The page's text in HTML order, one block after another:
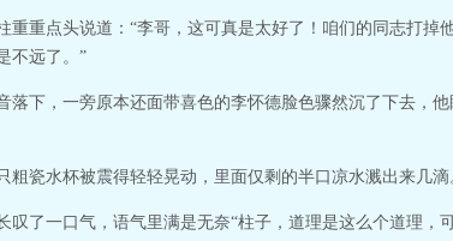
重重点头说道：“李哥，这可真是太好了！咱们的同志打
不远了。”
落下，一旁原本还面带喜色的李怀德脸色骤然沉了下去，
粗瓷水杯被震得轻轻晃动，里面仅剩的半口凉水溅出来几滴
叹了一口气，语气里满是无奈“柱子，道理是这么个道理